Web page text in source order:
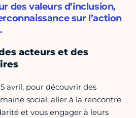
des valeurs d’inclusion,
sur l’action
acteurs et des
avril, pour découvrir des
social, aller à la rencontre
et vous engager à leurs